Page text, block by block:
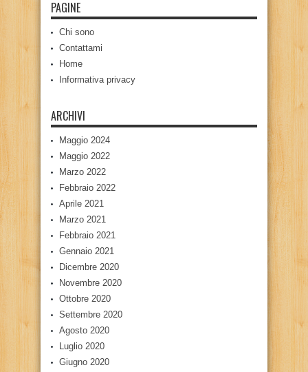
PAGINE
Chi sono
Contattami
Home
Informativa privacy
ARCHIVI
Maggio 2024
Maggio 2022
Marzo 2022
Febbraio 2022
Aprile 2021
Marzo 2021
Febbraio 2021
Gennaio 2021
Dicembre 2020
Novembre 2020
Ottobre 2020
Settembre 2020
Agosto 2020
Luglio 2020
Giugno 2020